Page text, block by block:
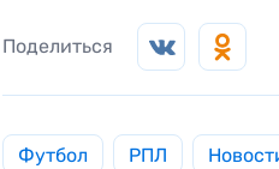
Поделиться
Футбол РПЛ